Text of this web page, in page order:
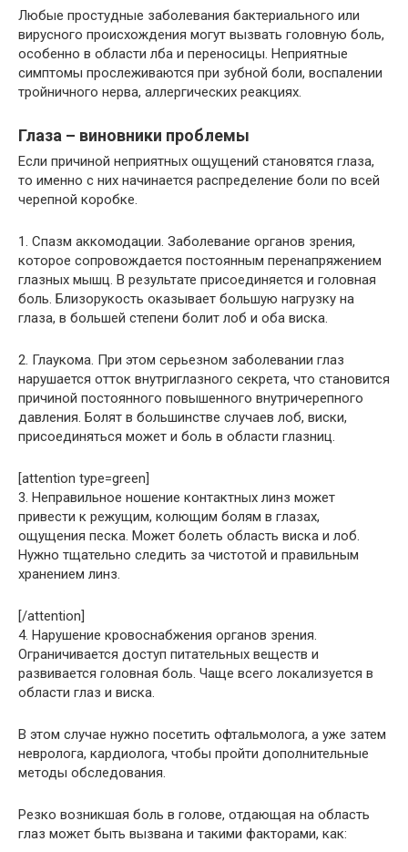
Любые простудные заболевания бактериального или
вирусного происхождения могут вызвать головную боль,
особенно в области лба и переносицы. Неприятные
симптомы прослеживаются при зубной боли, воспалении
тройничного нерва, аллергических реакциях.
Глаза – виновники проблемы
Если причиной неприятных ощущений становятся глаза,
то именно с них начинается распределение боли по всей
черепной коробке.
1. Спазм аккомодации. Заболевание органов зрения,
которое сопровождается постоянным перенапряжением
глазных мышц. В результате присоединяется и головная
боль. Близорукость оказывает большую нагрузку на
глаза, в большей степени болит лоб и оба виска.
2. Глаукома. При этом серьезном заболевании глаз
нарушается отток внутриглазного секрета, что становится
причиной постоянного повышенного внутричерепного
давления. Болят в большинстве случаев лоб, виски,
присоединяться может и боль в области глазниц.
[attention type=green]
3. Неправильное ношение контактных линз может
привести к режущим, колющим болям в глазах,
ощущения песка. Может болеть область виска и лоб.
Нужно тщательно следить за чистотой и правильным
хранением линз.
[/attention]
4. Нарушение кровоснабжения органов зрения.
Ограничивается доступ питательных веществ и
развивается головная боль. Чаще всего локализуется в
области глаз и виска.
В этом случае нужно посетить офтальмолога, а уже затем
невролога, кардиолога, чтобы пройти дополнительные
методы обследования.
Резко возникшая боль в голове, отдающая на область
глаз может быть вызвана и такими факторами, как: